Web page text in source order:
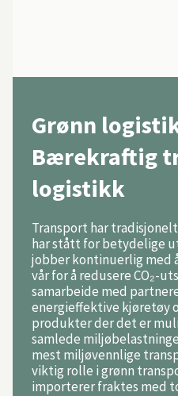
Grønn
Bærekraftig
logistikk
Transport har
har stått for betydelige
jobber kontinuerlig med
vår for å redusere CO₂-
samarbeide med
energieffektive kjøretøy
produkter der det er
samlede
mest miljøvennlige
viktig rolle i grønn
importerer fraktes med